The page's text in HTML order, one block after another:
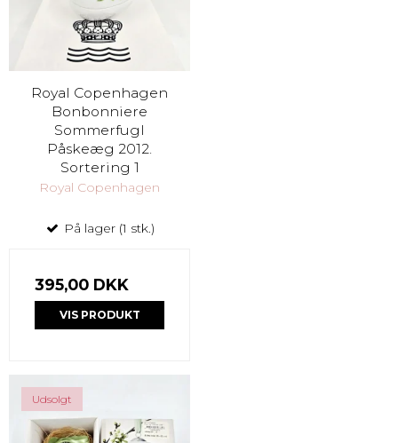
Royal Copenhagen
Bonbonniere
Sommerfugl
Påskeæg 2012.
Sortering 1
Royal Copenhagen
På lager (1 stk.)
395,00 DKK
VIS PRODUKT
Udsolgt